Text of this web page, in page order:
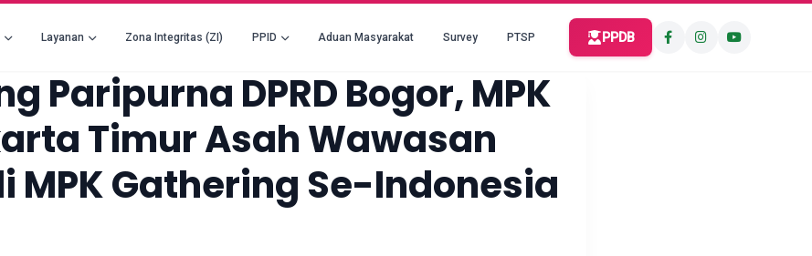
Layanan Zona Integritas (ZI) PPID Aduan Masyarakat Survey PTSP PPDB
Paripurna DPRD Bogor, MPK
Timur Asah Wawasan
MPK Gathering Se-Indonesia